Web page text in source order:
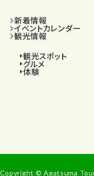
新着情報
イベントカレンダー
観光情報
観光スポット
グルメ
体験
Copyright © Agatsuma